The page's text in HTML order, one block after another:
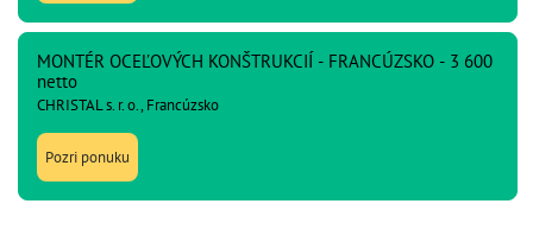
MONTÉR OCEĽOVÝCH KONŠTRUKCIÍ - FRANCÚZSKO - 3 600
netto
CHRISTAL s. r. o., Francúzsko
Pozri ponuku